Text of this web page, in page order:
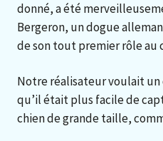
donné, a été
Bergeron, un dogue
de son tout premier rôle au
Notre réalisateur voulait un
qu’il était plus facile de
chien de grande taille,